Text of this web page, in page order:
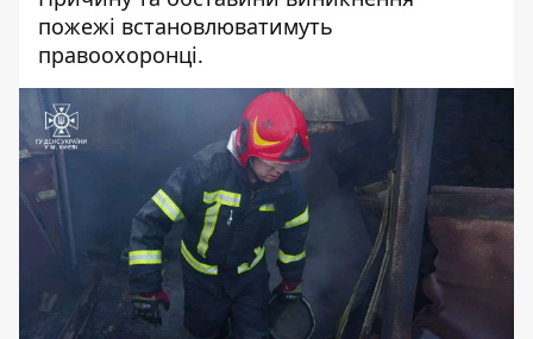
пожежі встановлюватимуть
правоохоронці.